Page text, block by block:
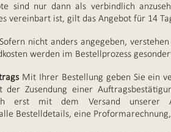
sind nur dann als verbindlich
vereinbart ist, gilt das Angebot für 14
Sofern nicht anders angegeben,
werden im Bestellprozess
Mit Ihrer Bestellung geben Sie ein
Zusendung einer
erst mit dem Versand unserer
Bestelldetails, eine